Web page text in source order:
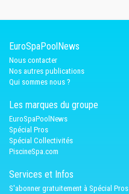
EuroSpaPoolNews
Nous contacter
Nos autres publications
Qui sommes nous ?
Les marques du groupe
EuroSpaPoolNews
Spécial Pros
Spécial Collectivités
PiscineSpa.com
Services et Infos
S'abonner gratuitement à Spécial Pros